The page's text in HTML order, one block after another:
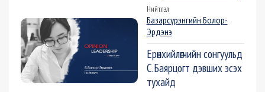
Нийтлэл
Базарсүрэнгийн Болор-
Эрдэнэ
Ерөнхийлөгчийн сонгуульд
С.Баярцогт дэвших эсэх
тухайд